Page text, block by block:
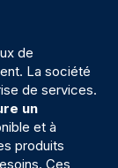
de
La société
de services.
un
et à
produits
Ces